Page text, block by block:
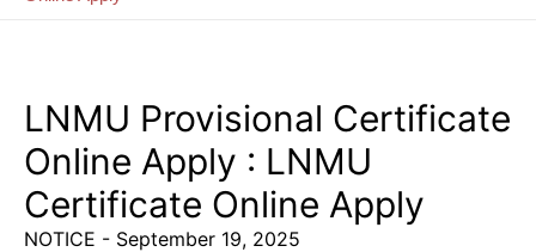
LNMU Provisional Certificate
Online Apply : LNMU
Certificate Online Apply
NOTICE - September 19, 2025